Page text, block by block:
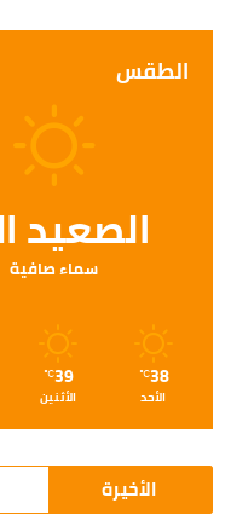
الطقس
الصعيد
سماء صافية
38
℃
الأحد
39
℃
الأثنين
الأخيرة